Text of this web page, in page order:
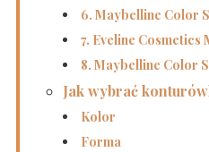
6. Maybelline Color
7. Eveline Cosmetics
8. Maybelline Color
Jak wybrać
Kolor
Forma